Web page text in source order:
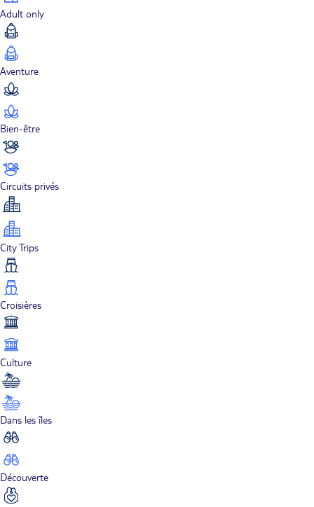
Adult only
Aventure
Bien-être
Circuits privés
City Trips
Croisières
Culture
Dans les îles
Découverte